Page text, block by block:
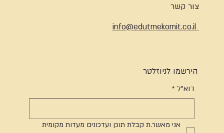
צור קשר
info@edutmekomit.co.il
הירשמו לניוזלטר
דוא"ל *
אני מאשר.ת קבלת תוכן ועדכונים מעדות מקומית